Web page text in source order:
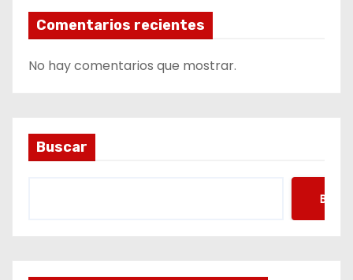
Comentarios recientes
No hay comentarios que mostrar.
Buscar